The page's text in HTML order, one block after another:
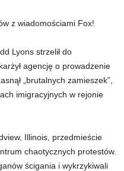
z wiadomościami Fox!
Lyons strzelił do
agencję o prowadzenie
„brutalnych zamieszek”,
imigracyjnych w rejonie
Illinois, przedmieście
chaotycznych protestów.
ścigania i wykrzykiwali